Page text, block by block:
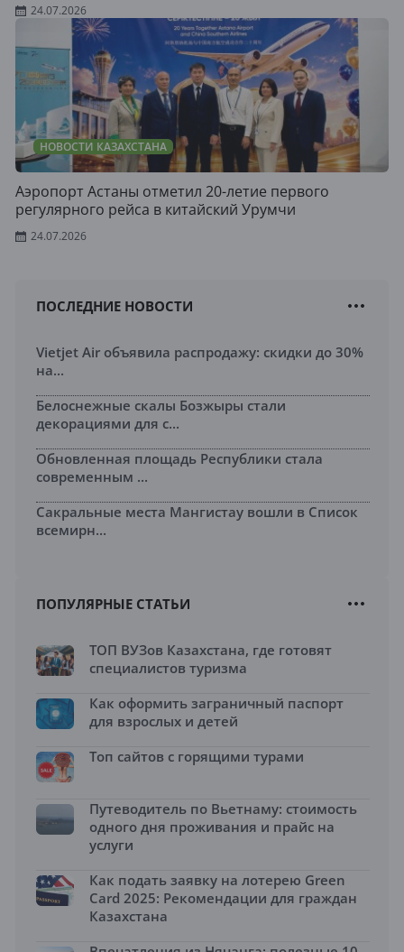
24.07.2026
НОВОСТИ КАЗАХСТАНА
Аэропорт Астаны отметил 20-летие первого
регулярного рейса в китайский Урумчи
24.07.2026
ПОСЛЕДНИЕ НОВОСТИ
Vietjet Air объявила распродажу: скидки до 30%
на...
Белоснежные скалы Бозжыры стали
декорациями для с...
Обновленная площадь Республики стала
современным ...
Сакральные места Мангистау вошли в Список
всемирн...
ПОПУЛЯРНЫЕ СТАТЬИ
ТОП ВУЗов Казахстана, где готовят
специалистов туризма
Как оформить заграничный паспорт
для взрослых и детей
Топ сайтов с горящими турами
Путеводитель по Вьетнаму: стоимость
одного дня проживания и прайс на
услуги
Как подать заявку на лотерею Green
Card 2025: Рекомендации для граждан
Казахстана